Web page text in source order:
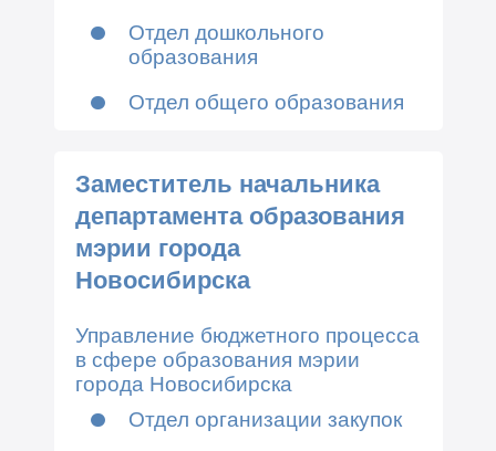
Отдел дошкольного
образования
Отдел общего образования
Заместитель начальника
департамента образования
мэрии города
Новосибирска
Управление бюджетного процесса
в сфере образования мэрии
города Новосибирска
Отдел организации закупок